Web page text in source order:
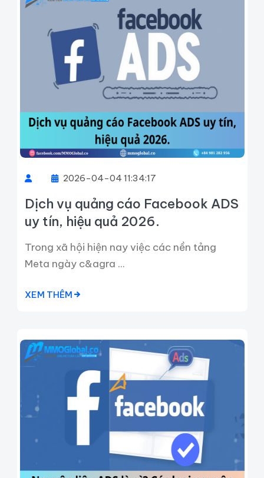
2026-04-04 11:34:17
Dịch vụ quảng cáo Facebook ADS
uy tín, hiệu quả 2026.
Trong xã hội hiện nay việc các nền tảng
Meta ngày c&agra ...
XEM THÊM